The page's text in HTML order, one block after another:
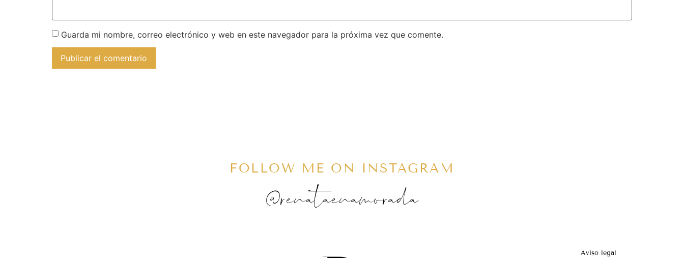
Guarda mi nombre, correo electrónico y web en este navegador para la próxima vez que comente.
FOLLOW ME ON INSTAGRAM
@renataenamorada
Aviso legal